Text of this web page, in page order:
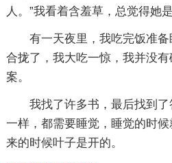
人。”我看着含羞草，总觉得她
有一天夜里，我吃完饭准
合拢了，我大吃一惊，我并没
案。
我找了许多书，最后找到
一样，都需要睡觉，睡觉的时
来的时候叶子是开的。